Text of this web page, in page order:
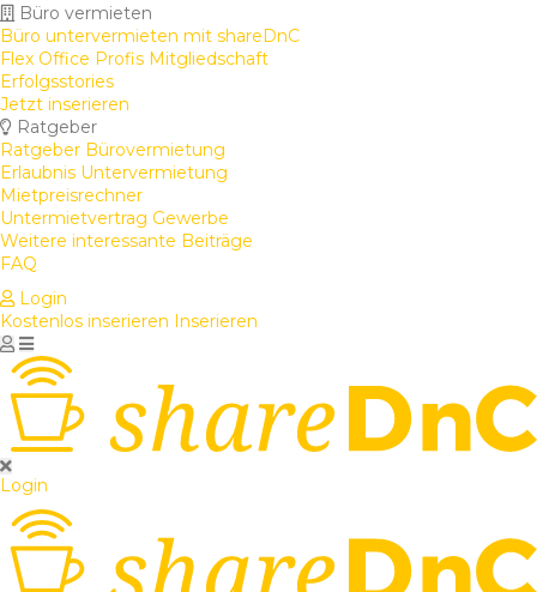
Büro vermieten
Büro untervermieten mit shareDnC
Flex Office Profis Mitgliedschaft
Erfolgsstories
Jetzt inserieren
Ratgeber
Ratgeber Bürovermietung
Erlaubnis Untervermietung
Mietpreisrechner
Untermietvertrag Gewerbe
Weitere interessante Beiträge
FAQ
Login
Kostenlos inserieren Inserieren
Login